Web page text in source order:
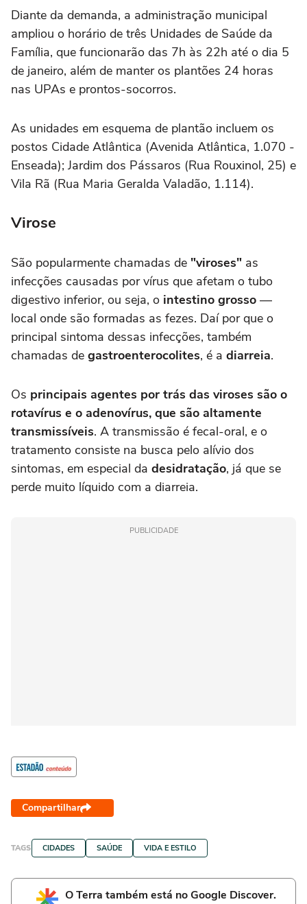
Diante da demanda, a administração municipal
ampliou o horário de três Unidades de Saúde da
Família, que funcionarão das 7h às 22h até o dia 5
de janeiro, além de manter os plantões 24 horas
nas UPAs e prontos-socorros.
As unidades em esquema de plantão incluem os
postos Cidade Atlântica (Avenida Atlântica, 1.070 -
Enseada); Jardim dos Pássaros (Rua Rouxinol, 25) e
Vila Rã (Rua Maria Geralda Valadão, 1.114).
Virose
São popularmente chamadas de "viroses" as
infecções causadas por vírus que afetam o tubo
digestivo inferior, ou seja, o intestino grosso —
local onde são formadas as fezes. Daí por que o
principal sintoma dessas infecções, também
chamadas de gastroenterocolites, é a diarreia.
Os principais agentes por trás das viroses são o
rotavírus e o adenovírus, que são altamente
transmissíveis. A transmissão é fecal-oral, e o
tratamento consiste na busca pelo alívio dos
sintomas, em especial da desidratação, já que se
perde muito líquido com a diarreia.
PUBLICIDADE
Compartilhar
TAGS CIDADES SAÚDE VIDA E ESTILO
O Terra também está no Google Discover.